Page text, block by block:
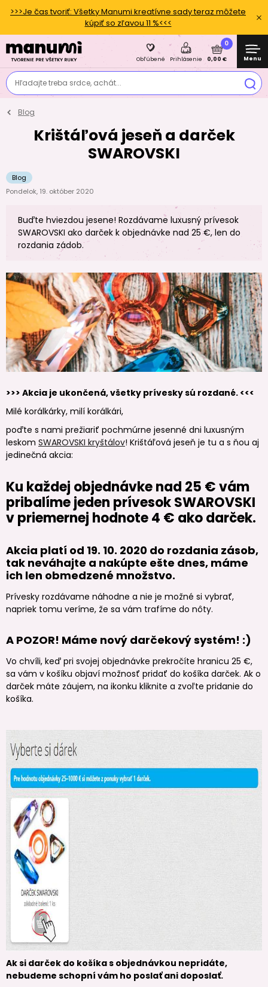
>>>Je čas tvoriť: Všetky Manumi kreatívne sady teraz môžete
kúpiť so zľavou 11 %<<<
Hľadajte treba srdce, achát...
Obľúbené Prihlásenie
0
0,00 € Menu
Blog
Krištáľová jeseň a darček
SWAROVSKI
Blog
Pondelok, 19. október 2020
Buďte hviezdou jesene! Rozdávame luxusný prívesok
SWAROVSKI ako darček k objednávke nad 25 €, len do
rozdania zádob.
>>> Akcia je ukončená, všetky prívesky sú rozdané. <<<
Milé korálkárky, milí korálkári,
poďte s nami prežiariť pochmúrne jesenné dni luxusným
leskom SWAROVSKI kryštálov! Krištáľová jeseň je tu a s ňou aj
jedinečná akcia:
Ku každej objednávke nad 25 € vám
pribalíme jeden prívesok SWAROVSKI
v priemernej hodnote 4 € ako darček.
Akcia platí od 19. 10. 2020 do rozdania zásob,
tak neváhajte a nakúpte ešte dnes, máme
ich len obmedzené množstvo.
Prívesky rozdávame náhodne a nie je možné si vybrať,
napriek tomu veríme, že sa vám trafíme do nôty.
A POZOR! Máme nový darčekový systém! :)
Vo chvíli, keď pri svojej objednávke prekročíte hranicu 25 €,
sa vám v košíku objaví možnosť pridať do košíka darček. Ak o
darček máte záujem, na ikonku kliknite a zvoľte pridanie do
košíka.
Ak si darček do košíka s objednávkou nepridáte,
nebudeme schopní vám ho poslať ani doposlať.